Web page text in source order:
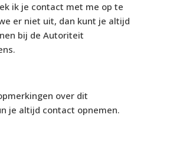
ik je contact met me op te
er niet uit, dan kunt je altijd
bij de Autoriteit
over dit
je altijd contact opnemen.